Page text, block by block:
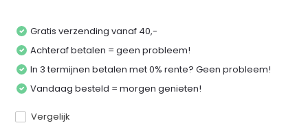
Gratis verzending vanaf 40,-
Achteraf betalen = geen probleem!
In 3 termijnen betalen met 0% rente? Geen probleem!
Vandaag besteld = morgen genieten!
Vergelijk